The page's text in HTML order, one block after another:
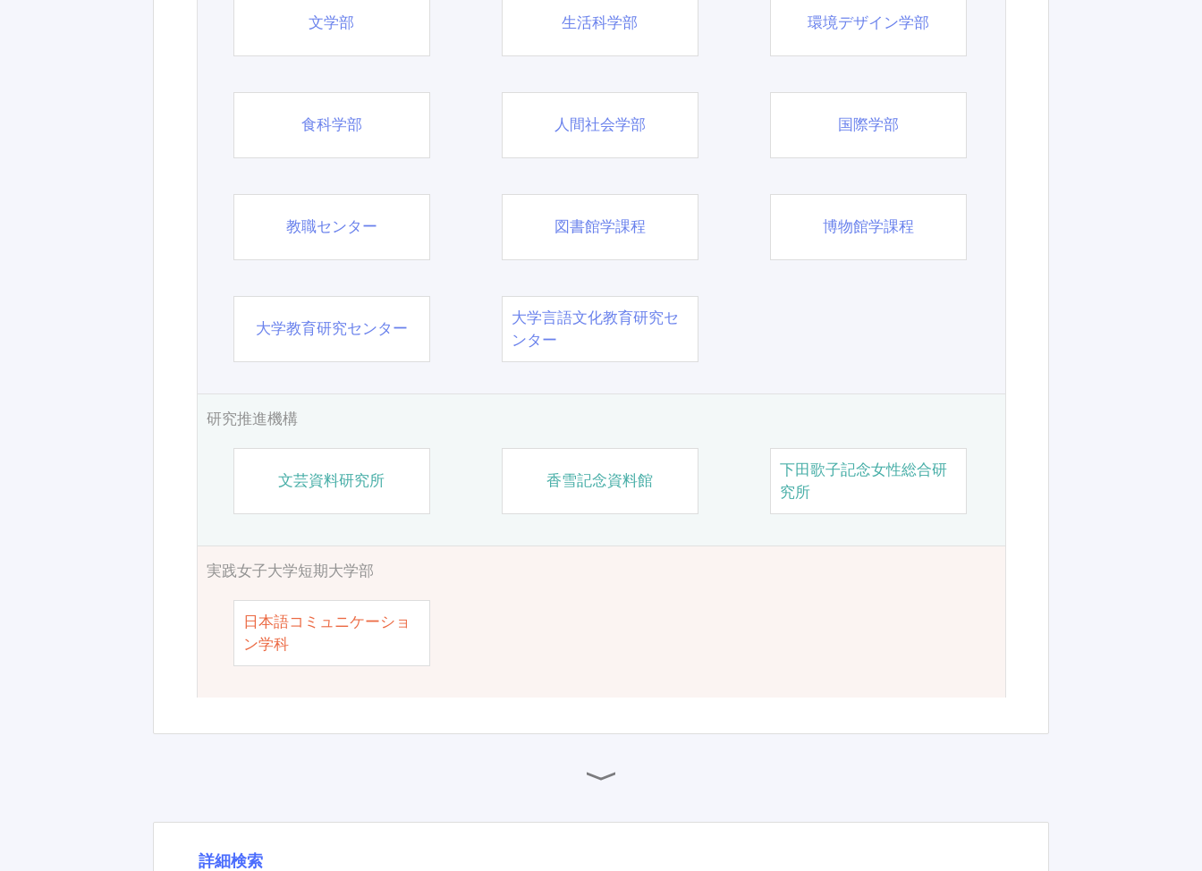
文学部 生活科学部 環境デザイン学部
食科学部 人間社会学部 国際学部
教職センター 図書館学課程 博物館学課程
大学教育研究センター
大学言語文化教育研究セ
ンター
研究推進機構
文芸資料研究所 香雪記念資料館
下田歌子記念女性総合研
究所
実践女子大学短期大学部
日本語コミュニケーショ
ン学科
詳細検索